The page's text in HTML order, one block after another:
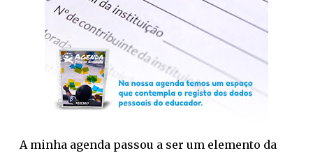
A minha agenda passou a ser um elemento da